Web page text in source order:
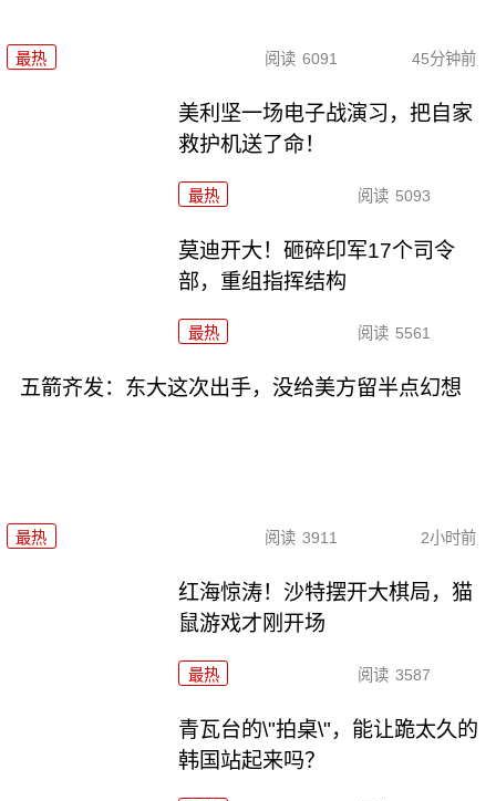
最热 阅读 6091 45分钟前
美利坚一场电子战演习，把自家
救护机送了命！
最热 阅读 5093
莫迪开大！砸碎印军17个司令
部，重组指挥结构
最热 阅读 5561
五箭齐发：东大这次出手，没给美方留半点幻想
最热 阅读 3911 2小时前
红海惊涛！沙特摆开大棋局，猫
鼠游戏才刚开场
最热 阅读 3587
青瓦台的\"拍桌\"，能让跪太久的
韩国站起来吗？